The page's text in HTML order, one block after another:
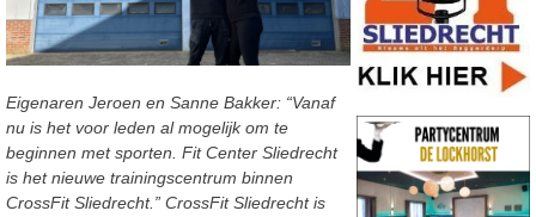
Eigenaren Jeroen en Sanne Bakker: “Vanaf
nu is het voor leden al mogelijk om te
beginnen met sporten. Fit Center Sliedrecht
is het nieuwe trainingscentrum binnen
CrossFit Sliedrecht.” CrossFit Sliedrecht is